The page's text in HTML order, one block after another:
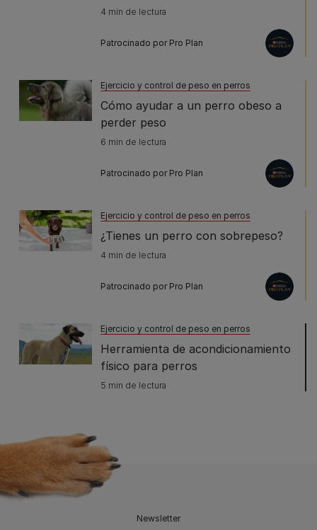
4 min de lectura
Patrocinado por Pro Plan
Ejercicio y control de peso en perros
Cómo ayudar a un perro obeso a
perder peso
6 min de lectura
Patrocinado por Pro Plan
Ejercicio y control de peso en perros
¿Tienes un perro con sobrepeso?
4 min de lectura
Patrocinado por Pro Plan
Ejercicio y control de peso en perros
Herramienta de acondicionamiento
físico para perros
5 min de lectura
Newsletter